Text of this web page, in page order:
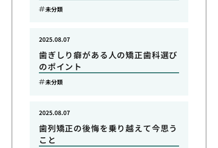
未分類
歯ぎしり癖がある人の矯正歯科選び
のポイント
2025.08.07
未分類
歯列矯正の後悔を乗り越えて今思う
こと
2025.08.07